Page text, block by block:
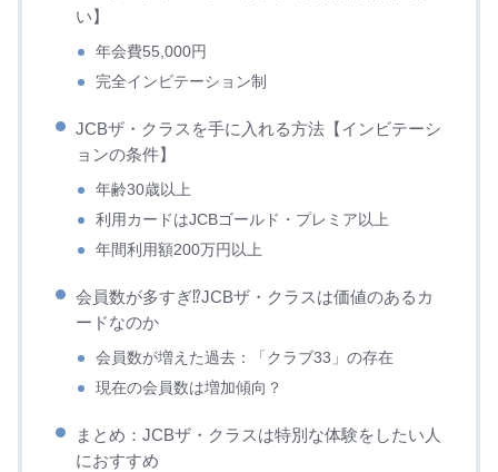
い】
年会費55,000円
完全インビテーション制
JCBザ・クラスを手に入れる方法【インビテーシ
ョンの条件】
年齢30歳以上
利用カードはJCBゴールド・プレミア以上
年間利用額200万円以上
会員数が多すぎ⁉︎JCBザ・クラスは価値のあるカ
ードなのか
会員数が増えた過去：「クラブ33」の存在
現在の会員数は増加傾向？
まとめ：JCBザ・クラスは特別な体験をしたい人
におすすめ